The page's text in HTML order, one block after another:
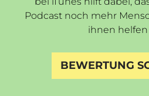
Podcast noch mehr
ihnen helfen
BEWERTUNG